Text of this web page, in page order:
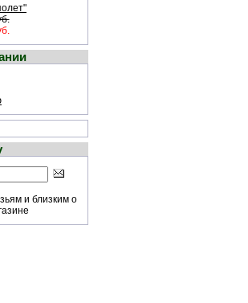
и близким о